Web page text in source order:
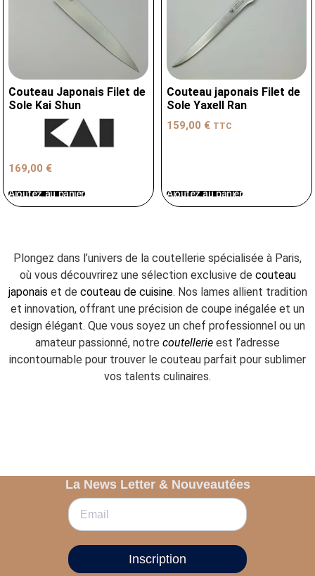
Couteau Japonais Filet de
Sole Kai Shun
169,00 €
Ajoutez au panier
Couteau japonais Filet de
Sole Yaxell Ran
159,00 € TTC
Ajoutez au panier
Plongez dans l’univers de la coutellerie spécialisée à Paris,
où vous découvrirez une sélection exclusive de couteau
japonais et de couteau de cuisine. Nos lames allient tradition
et innovation, offrant une précision de coupe inégalée et un
design élégant. Que vous soyez un chef professionnel ou un
amateur passionné, notre coutellerie est l’adresse
incontournable pour trouver le couteau parfait pour sublimer
vos talents culinaires.
La News Letter & Nouveautées
Inscription